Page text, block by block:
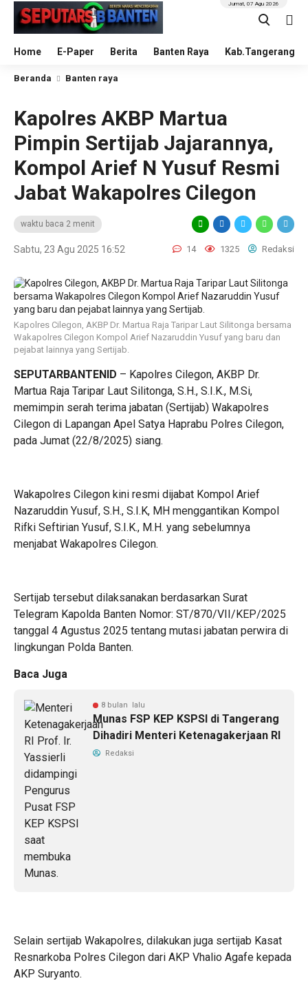
Home E-Paper Berita Banten Raya Kab.Tangerang
Jumat, 07 Agu 2026
Beranda Banten raya
Kapolres AKBP Martua
Pimpin Sertijab Jajarannya,
Kompol Arief N Yusuf Resmi
Jabat Wakapolres Cilegon
waktu baca 2 menit
Sabtu, 23 Agu 2025 16:52 14 1325 Redaksi
Kapolres Cilegon, AKBP Dr. Martua Raja Taripar Laut Silitonga bersama
Wakapolres Cilegon Kompol Arief Nazaruddin Yusuf yang baru dan
pejabat lainnya yang Sertijab.
SEPUTARBANTENID – Kapolres Cilegon, AKBP Dr.
Martua Raja Taripar Laut Silitonga, S.H., S.I.K., M.Si,
memimpin serah terima jabatan (Sertijab) Wakapolres
Cilegon di Lapangan Apel Satya Haprabu Polres Cilegon,
pada Jumat (22/8/2025) siang.
Wakapolres Cilegon kini resmi dijabat Kompol Arief
Nazaruddin Yusuf, S.H., S.I.K, MH menggantikan Kompol
Rifki Seftirian Yusuf, S.I.K., M.H. yang sebelumnya
menjabat Wakapolres Cilegon.
Sertijab tersebut dilaksanakan berdasarkan Surat
Telegram Kapolda Banten Nomor: ST/870/VII/KEP/2025
tanggal 4 Agustus 2025 tentang mutasi jabatan perwira di
lingkungan Polda Banten.
Baca Juga
8 bulan lalu
Munas FSP KEP KSPSI di Tangerang
Dihadiri Menteri Ketenagakerjaan RI
Redaksi
Selain sertijab Wakapolres, dilakukan juga sertijab Kasat
Resnarkoba Polres Cilegon dari AKP Vhalio Agafe kepada
AKP Suryanto.